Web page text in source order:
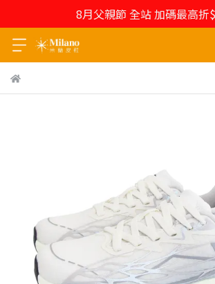
8月父親節 全站 加碼最高折